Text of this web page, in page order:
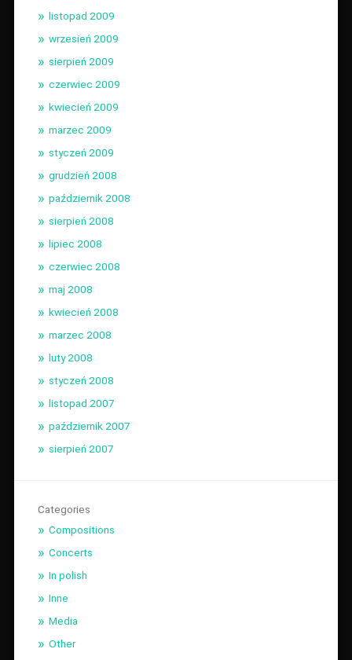
listopad 2009
wrzesień 2009
sierpień 2009
czerwiec 2009
kwiecień 2009
marzec 2009
styczeń 2009
grudzień 2008
październik 2008
sierpień 2008
lipiec 2008
czerwiec 2008
maj 2008
kwiecień 2008
marzec 2008
luty 2008
styczeń 2008
listopad 2007
październik 2007
sierpień 2007
Categories
Compositions
Concerts
In polish
Inne
Media
Other